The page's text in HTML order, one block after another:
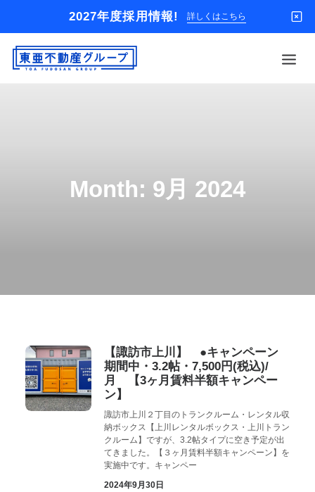
2027年度採用情報! 詳しくはこちら
オーナー様Month: 9月 2024
【諏訪市上川】 ●キャンペーン
期間中・3.2帖・7,500円(税込)/
月 【3ヶ月賃料半額キャンペー
ン】
諏訪市上川２丁目のトランクルーム・レンタル収
納ボックス【上川レンタルボックス・上川トラン
クルーム】ですが、3.2帖タイプに空き予定が出
てきました。【３ヶ月賃料半額キャンペーン】を
実施中です。キャンペー
2024年9月30日